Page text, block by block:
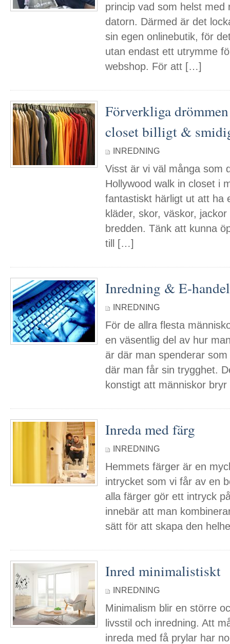
princip vad som helst med
datorn. Därmed är det
sin egen onlinebutik, för
utan endast ett utrymme
webshop. För att […]
Förverkliga
closet billigt &
INREDNING
Visst är vi väl många som
Hollywood walk in closet i
fantastiskt härligt ut att ha
kläder, skor, väskor,
bredden. Tänk att kunna
till […]
Inredning & E-
INREDNING
För de allra flesta
en väsentlig del av hur
är där man spenderar
där man får sin trygghet.
konstigt att människor
Inreda med färg
INREDNING
Hemmets färger är en
intrycket som vi får av en
alla färger gör ett intryck
innebär att man
sätt för att skapa den
Inred minimalistiskt
INREDNING
Minimalism blir en större
livsstil och inredning. Att
inreda med få prylar har